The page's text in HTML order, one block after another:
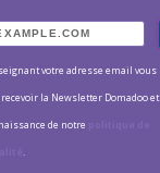
votre adresse email vous
recevoir la Newsletter Domadoo et
de notre
.